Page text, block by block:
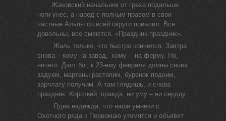
Жэковский начальник от греха подальше
ноги унес, а народ с полным правом в свои
частные Альпы со всей округи повалил. Все
довольны, все смеются. «Праздник-праздник».
Жаль только, что быстро кончился. Завтра
снова – кому на завод, кому - на ферму. Но,
ничего. Даст бог, к 23-ему февраля домны снова
задуем, мартены растопим, буренок подоим,
зарплату получим. А там глядишь, и снова
праздник. Короткий, правда, ни уму – ни сердцу.
Одна надежда, что наши умники с
Охотного ряда к Первомаю утомятся и объявят